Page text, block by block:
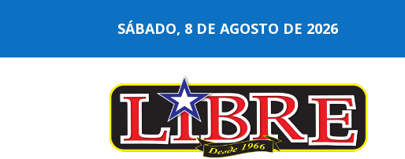
SÁBADO, 8 DE AGOSTO DE 2026